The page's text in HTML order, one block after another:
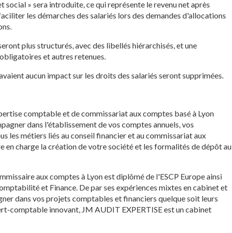
social » sera introduite, ce qui représente le revenu net après
les démarches des salariés lors des demandes d'allocations
plus structurés, avec des libellés hiérarchisés, et une
et autres retenues.
aucun impact sur les droits des salariés seront supprimées.
comptable et de commissariat aux comptes basé à Lyon
dans l'établissement de vos comptes annuels, vos
les métiers liés au conseil financier et au commissariat aux
en charge la création de votre société et les formalités de dépôt au
aux comptes à Lyon est diplômé de l'ESCP Europe ainsi
et Finance. De par ses expériences mixtes en cabinet et
dans vos projets comptables et financiers quelque soit leurs
comptable innovant, JM AUDIT EXPERTISE est un cabinet